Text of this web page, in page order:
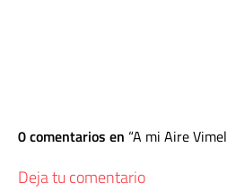
0 comentarios en A mi Aire Vimel
Deja tu comentario